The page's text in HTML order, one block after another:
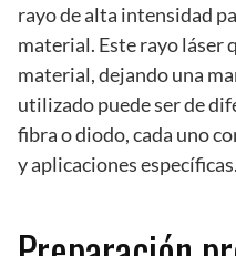
rayo de alta intensidad
material. Este rayo láser
material, dejando una
utilizado puede ser de
fibra o diodo, cada uno
y aplicaciones específicas.